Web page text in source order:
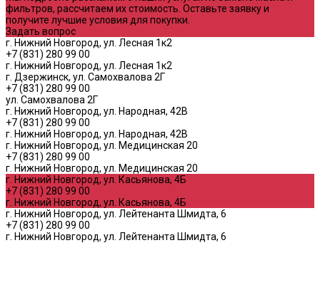
фильтров, рассчитаем их стоимость. Оставьте заявку и
получите лучшие условия для покупки.
Задать вопрос
г. Нижний Новгород, ул. Лесная 1к2
+7 (831) 280 99 00
г. Нижний Новгород, ул. Лесная 1к2
г. Дзержинск, ул. Самохвалова 2Г
+7 (831) 280 99 00
ул. Самохвалова 2Г
г. Нижний Новгород, ул. Народная, 42В
+7 (831) 280 99 00
г. Нижний Новгород, ул. Народная, 42В
г. Нижний Новгород, ул. Медицинская 20
+7 (831) 280 99 00
г. Нижний Новгород, ул. Медицинская 20
г. Нижний Новгород, ул. Касьянова, 4Б
+7 (831) 280 99 00
г. Нижний Новгород, ул. Касьянова, 4Б
г. Нижний Новгород, ул. Лейтенанта Шмидта, 6
+7 (831) 280 99 00
г. Нижний Новгород, ул. Лейтенанта Шмидта, 6